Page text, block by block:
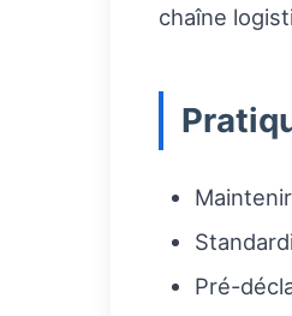
chaîne
Pré-